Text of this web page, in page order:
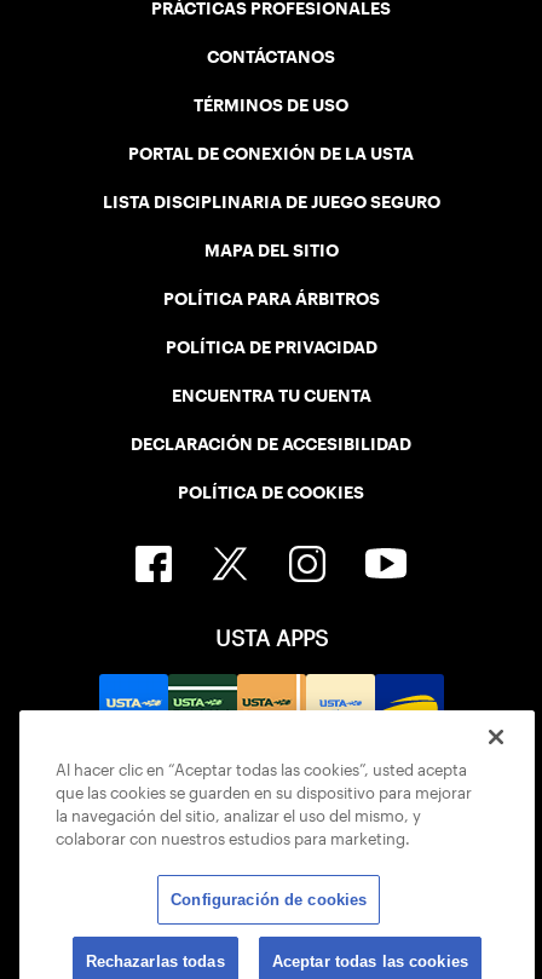
PRÁCTICAS PROFESIONALES
CONTÁCTANOS
TÉRMINOS DE USO
PORTAL DE CONEXIÓN DE LA USTA
LISTA DISCIPLINARIA DE JUEGO SEGURO
MAPA DEL SITIO
POLÍTICA PARA ÁRBITROS
POLÍTICA DE PRIVACIDAD
ENCUENTRA TU CUENTA
DECLARACIÓN DE ACCESIBILIDAD
POLÍTICA DE COOKIES
USTA APPS
© 2026 USTA ALL RIGHTS RESERVED
Al hacer clic en “Aceptar todas las cookies”, usted acepta
que las cookies se guarden en su dispositivo para mejorar
la navegación del sitio, analizar el uso del mismo, y
colaborar con nuestros estudios para marketing.
Configuración de cookies
Rechazarlas todas Aceptar todas las cookies